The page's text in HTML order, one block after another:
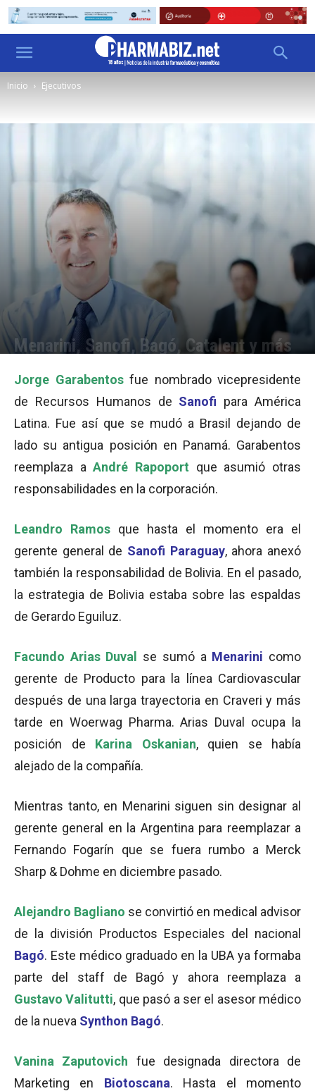
Inicio Ejecutivos
Menarini, Sanofi, Bagó, Catalent y más
Jorge Garabentosfue nombrado vicepresidente
de Recursos Humanos de Sanofi para América
Latina. Fue así que se mudó a Brasil dejando de
lado su antigua posición en Panamá. Garabentos
reemplaza aAndré Rapoport que asumió otras
responsabilidades en la corporación.
Leandro Ramos que hasta el momento era el
gerente general de Sanofi Paraguay, ahora anexó
también la responsabilidad de Bolivia. En el pasado,
la estrategia de Bolivia estaba sobre las espaldas
de Gerardo Eguiluz.
Facundo Arias Duval se sumó a Menarini como
gerente de Producto para la línea Cardiovascular
después de una larga trayectoria en Craveri y más
tarde en Woerwag Pharma. Arias Duval ocupa la
posición de Karina Oskanian, quien se había
alejado de la compañía.
Mientras tanto, en Menarini siguen sin designar al
gerente general en la Argentina para reemplazar a
Fernando Fogarín que se fuera rumbo a Merck
Sharp & Dohme en diciembre pasado.
Alejandro Bagliano se convirtió en medical advisor
de la división Productos Especiales del nacional
Bagó. Este médico graduado en la UBA ya formaba
parte del staff de Bagó y ahora reemplaza a
Gustavo Valitutti, que pasó a ser el asesor médico
de la nueva Synthon Bagó.
Vanina Zaputovich fue designada directora de
Marketing en
Biotoscana. Hasta el momento